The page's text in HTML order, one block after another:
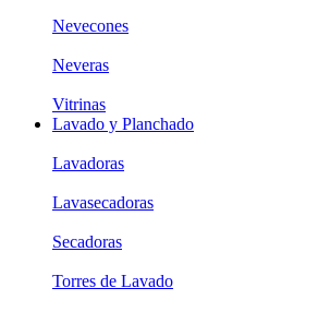
Nevecones
Neveras
Vitrinas
Lavado y Planchado
Lavadoras
Lavasecadoras
Secadoras
Torres de Lavado